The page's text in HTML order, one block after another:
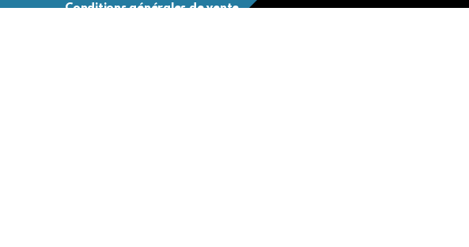
Conditions générales de vente